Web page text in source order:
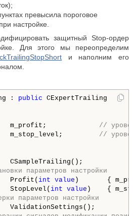
превысила пороговое
настройке.
защитный Stop-ордер
Для этого мы переопределим
и наполним его
: public CExpertTrailing
//
//
параметров настройки
int value )       {
int value )    {
параметров настройки